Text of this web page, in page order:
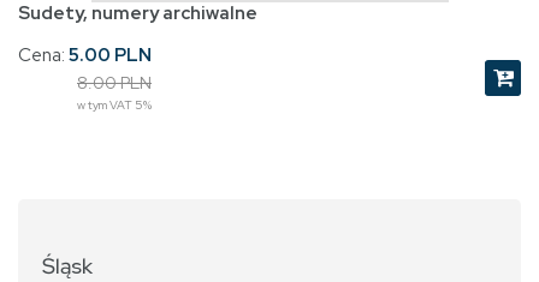
Sudety, numery archiwalne
Cena: 5.00 PLN
8.00 PLN
w tym VAT 5%
Śląsk